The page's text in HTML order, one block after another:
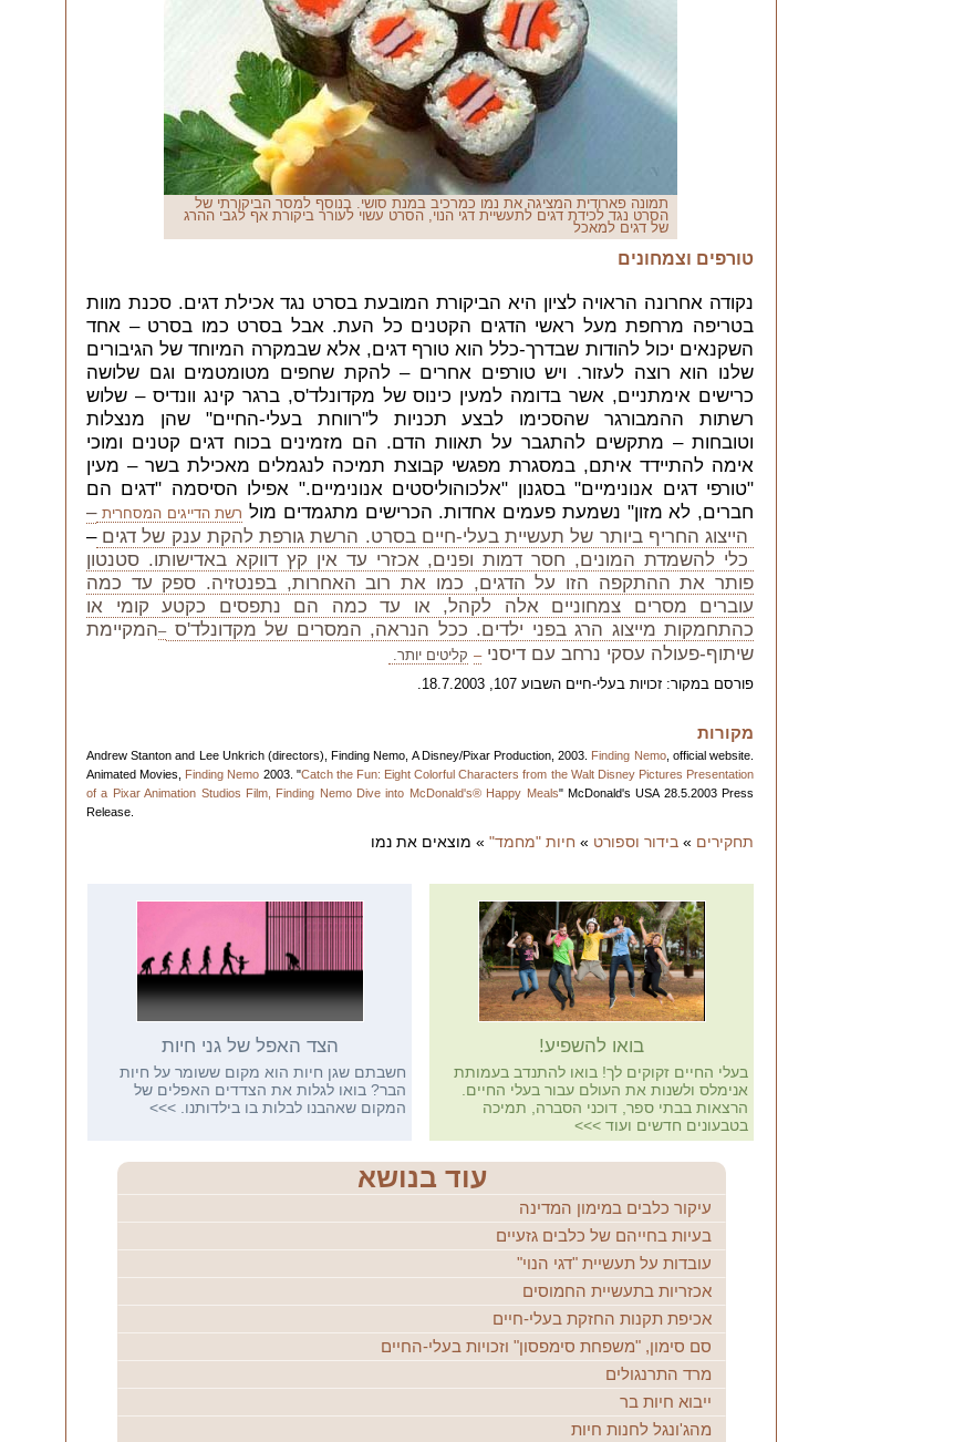
תמונה פארודית המציגה את נמו כמרכיב במנת סושי. בנוסף למסר הביקורתי של
הסרט נגד לכידת דגים לתעשיית דגי הנוי, הסרט עשוי לעורר ביקורת אף לגבי ההרג
של דגים למאכל
טורפים וצמחונים
נקודה אחרונה הראויה לציון היא הביקורת המובעת בסרט נגד אכילת דגים. סכנת מוות
בטריפה מרחפת מעל ראשי הדגים הקטנים כל העת. אבל בסרט כמו בסרט– אחד
השקנאים יכול להודות שבדרך-כלל הוא טורף דגים, אלא שבמקרה המיוחד של הגיבורים
שלנו הוא רוצה לעזור. ויש טורפים אחרים– להקת שחפים מטומטמים וגם שלושה
כרישים אימתניים, אשר בדומה למעין כינוס של מקדונלד'ס, ברגר קינג וונדיס– שלוש
רשתות ההמבורגר שהסכימו לבצע תכניות ל"רווחת בעלי-החיים" שהן מנצלות
וטובחות– מתקשים להתגבר על תאוות הדם. הם מזמינים בכוח דגים קטנים ומוכי
אימה להתיידד איתם, במסגרת מפגשי קבוצת תמיכה לנגמלים מאכילת בשר – מעין
"טורפי דגים אנונימיים" בסגנון "אלכוהוליסטים אנונימיים." אפילו הסיסמה "דגים הם
חברים, לא מזון" נשמעת פעמים אחדות. הכרישים מתגמדים מול רשת הדייגים המסחרית–
הייצוג החריף ביותר של תעשיית בעלי-חיים בסרט. הרשת גורפת להקת ענק של דגים–
כלי להשמדת המונים, חסר דמות ופנים, אכזרי עד אין קץ דווקא באדישותו. סטנטון
פותר את ההתקפה הזו על הדגים, כמו את רוב האחרות, בפנטזיה. ספק עד כמה
עוברים מסרים צמחוניים אלה לקהל, או עד כמה הם נתפסים כקטע קומי או
כהתחמקות מייצוג הרג בפני ילדים. ככל הנראה, המסרים של מקדונלד'ס–המקיימת
שיתוף-פעולה עסקי נרחב עם דיסני– קליטים יותר.
פורסם במקור: זכויות בעלי-חיים השבוע 107, 18.7.2003.
מקורות
Andrew Stanton and Lee Unkrich (directors), Finding Nemo, A Disney/Pixar Production, 2003. Finding Nemo, official website.
Animated Movies,
Finding Nemo 2003. "Catch the Fun: Eight Colorful Characters from the Walt Disney Pictures Presentation
of a Pixar Animation Studios Film, Finding Nemo Dive into McDonald's® Happy Meals" McDonald's USA 28.5.2003 Press
Release.
תחקירים » בידור וספורט » חיות "מחמד" » מוצאים את נמו
בואו להשפיע!
בעלי החיים זקוקים לך! בואו להתנדב בעמותת
אנימלס ולשנות את העולם עבור בעלי החיים.
הרצאות בבתי ספר, דוכני הסברה, תמיכה
בטבעונים חדשים ועוד >>>
הצד האפל של גני חיות
חשבתם שגן חיות הוא מקום ששומר על חיות
הבר? בואו לגלות את הצדדים האפלים של
המקום שאהבנו לבלות בו בילדותנו. >>>
עוד בנושא
עיקור כלבים במימון המדינה
בעיות בחייהם של כלבים גזעיים
עובדות על תעשיית "דגי הנוי"
אכזריות בתעשיית החמוסים
אכיפת תקנות החזקת בעלי-חיים
סם סימון, "משפחת סימפסון" וזכויות בעלי-החיים
מרד התרנגולים
ייבוא חיות בר
מהג'ונגל לחנות חיות